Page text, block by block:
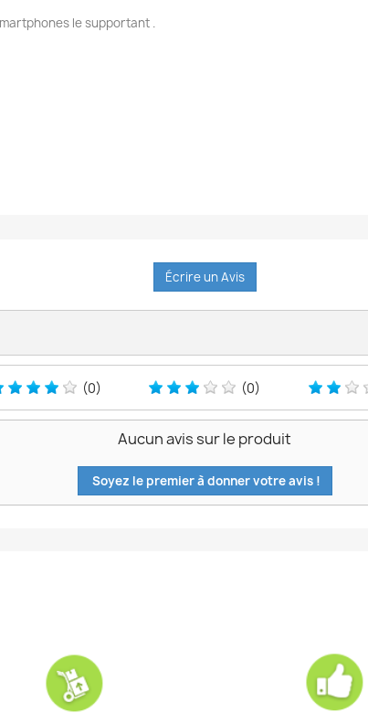
le supportant .
Écrire un Avis
(0) (0)
Aucun avis sur le produit
Soyez le premier à donner votre avis !